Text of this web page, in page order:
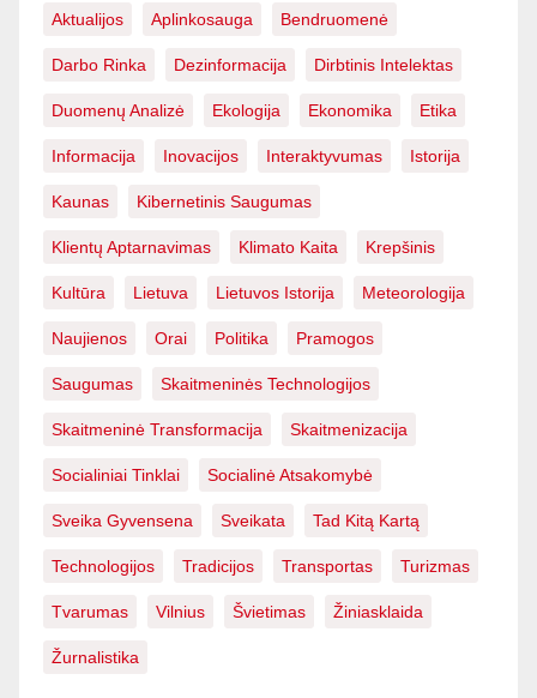
Aktualijos Aplinkosauga Bendruomenė
Darbo Rinka Dezinformacija Dirbtinis Intelektas
Duomenų Analizė Ekologija Ekonomika Etika
Informacija Inovacijos Interaktyvumas Istorija
Kaunas Kibernetinis Saugumas
Klientų Aptarnavimas Klimato Kaita Krepšinis
Kultūra Lietuva Lietuvos Istorija Meteorologija
Naujienos Orai Politika Pramogos
Saugumas Skaitmeninės Technologijos
Skaitmeninė Transformacija Skaitmenizacija
Socialiniai Tinklai Socialinė Atsakomybė
Sveika Gyvensena Sveikata Tad Kitą Kartą
Technologijos Tradicijos Transportas Turizmas
Tvarumas Vilnius Švietimas Žiniasklaida
Žurnalistika